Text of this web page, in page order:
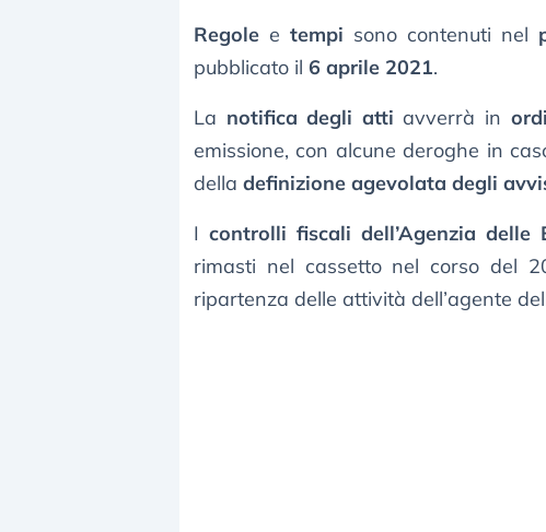
Regole etempi sono contenuti nel
pubblicato il 6 aprile 2021.
La notifica degli atti avverrà in
emissione, con alcune deroghe in
della definizione agevolata degli
I controlli fiscali dell’Agenzia delle
rimasti nel cassetto nel corso del
ripartenza delle attività dell’agente